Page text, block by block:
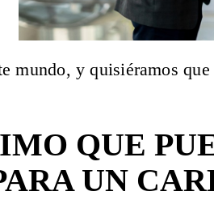
mundo, y quisiéramos
QUE
UN